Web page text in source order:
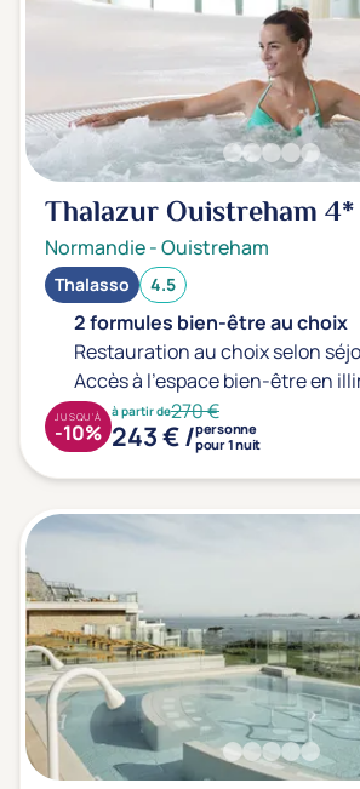
Thalazur Ouistreham4*
Normandie-Ouistreham
Thalasso 4.5
2 formules bien-être au choix
Restauration au choix selon
Accès à l'espace bien-être en
à partir de270 €
243 € /personne
pour 1 nuit
JUSQU'À
-10%